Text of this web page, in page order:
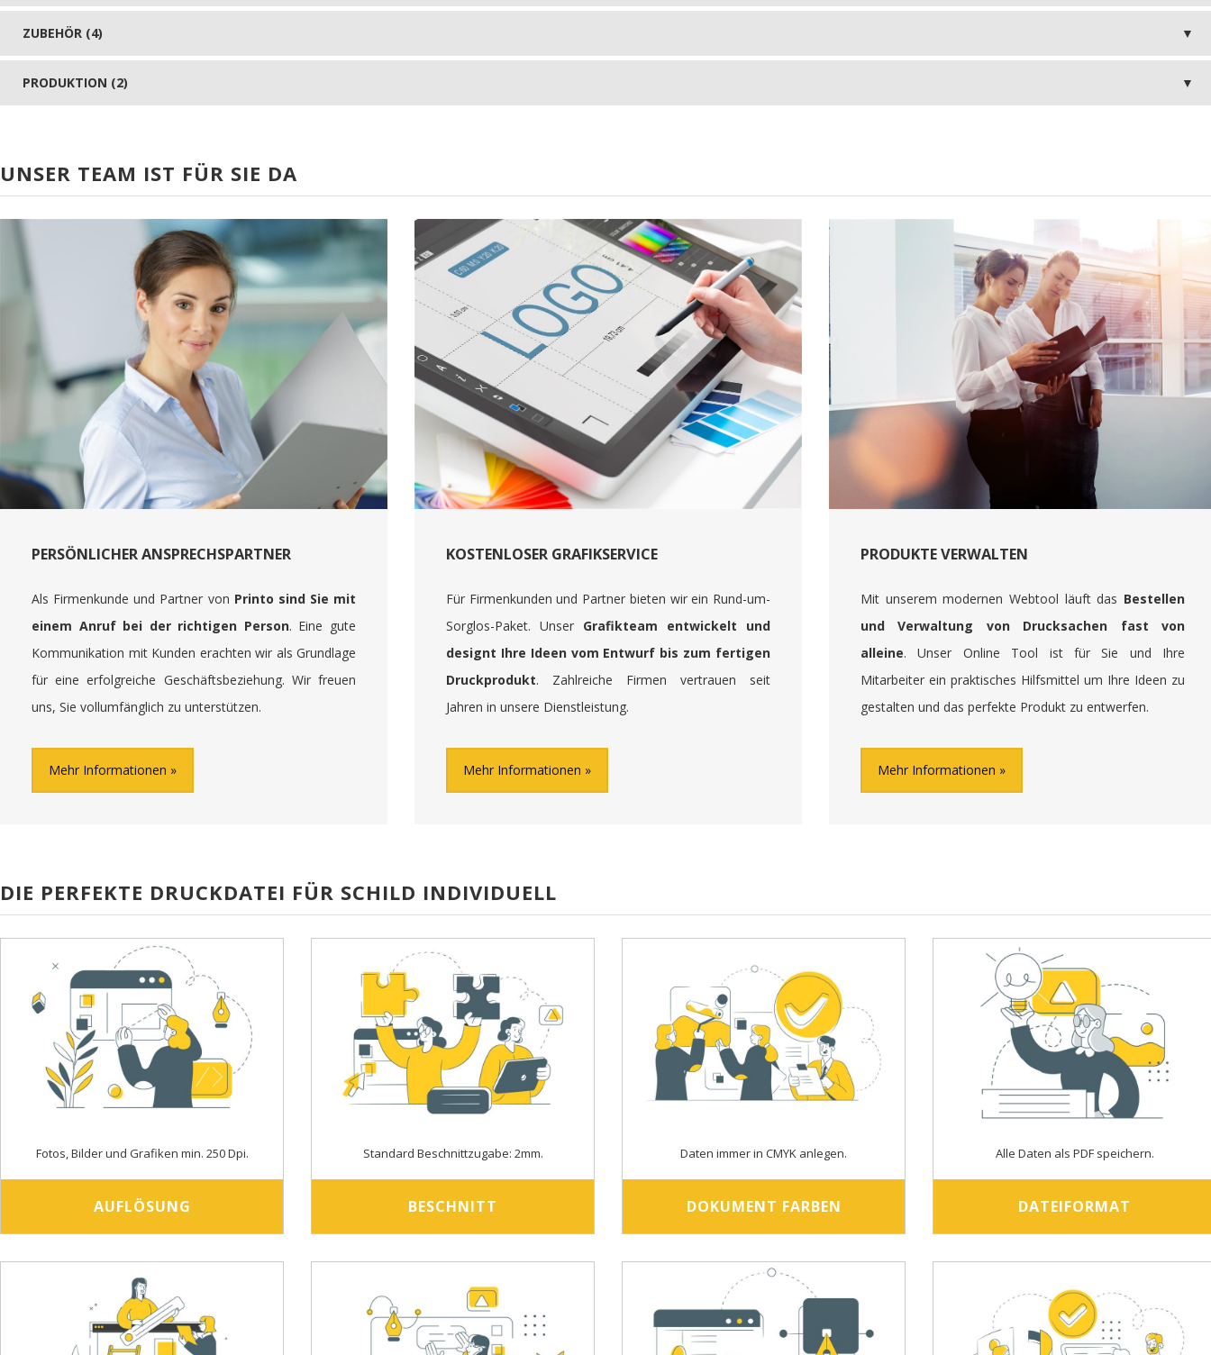
ZUBEHÖR (4)
PRODUKTION (2)
UNSER TEAM IST FÜR SIE DA
PERSÖNLICHER ANSPRECHSPARTNER
Als Firmenkunde und Partner von Printo sind Sie mit
einem Anruf bei der richtigen Person. Eine gute
Kommunikation mit Kunden erachten wir als Grundlage
für eine erfolgreiche Geschäftsbeziehung. Wir freuen
uns, Sie vollumfänglich zu unterstützen.
Mehr Informationen
KOSTENLOSER GRAFIKSERVICE
Für Firmenkunden und Partner bieten wir ein Rund-um-
Sorglos-Paket. Unser Grafikteam entwickelt und
designt Ihre Ideen vom Entwurf bis zum fertigen
Druckprodukt. Zahlreiche Firmen vertrauen seit
Jahren in unsere Dienstleistung.
Mehr Informationen
PRODUKTE VERWALTEN
Mit unserem modernen Webtool läuft das Bestellen
und Verwaltung von Drucksachen fast von
alleine. Unser Online Tool ist für Sie und Ihre
Mitarbeiter ein praktisches Hilfsmittel um Ihre Ideen zu
gestalten und das perfekte Produkt zu entwerfen.
Mehr Informationen
DIE PERFEKTE DRUCKDATEI FÜR SCHILD INDIVIDUELL
Fotos, Bilder und Grafiken min. 250 Dpi.
AUFLÖSUNG
Standard Beschnittzugabe: 2mm.
BESCHNITT
Daten immer in CMYK anlegen.
DOKUMENT FARBEN
Alle Daten als PDF speichern.
DATEIFORMAT